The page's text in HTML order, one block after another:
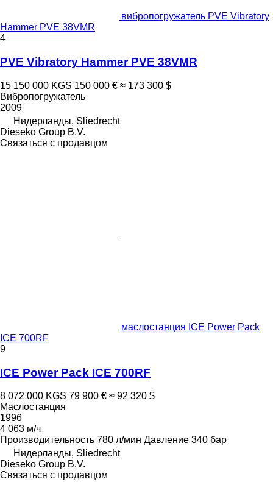
вибропогружатель PVE Vibratory
Hammer PVE 38VMR
4
PVE Vibratory Hammer PVE 38VMR
15 150 000 KGS 150 000 € ≈ 173 300 $
Вибропогружатель
2009
Нидерланды, Sliedrecht
Dieseko Group B.V.
Связаться с продавцом
маслостанция ICE Power Pack
ICE 700RF
9
ICE Power Pack ICE 700RF
8 072 000 KGS 79 900 € ≈ 92 320 $
Маслостанция
1996
4 063 м/ч
Производительность 780 л/мин Давление 340 бар
Нидерланды, Sliedrecht
Dieseko Group B.V.
Связаться с продавцом